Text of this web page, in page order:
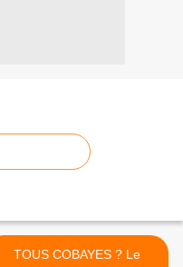
TOUS COBAYES ? Le